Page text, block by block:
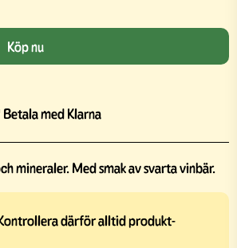
Köp nu
med Klarna
mineraler. Med smak av svarta vinbär.
därför alltid produkt-